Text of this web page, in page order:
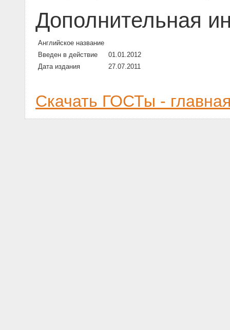
Дополнительная
Английское название
Введен в действие
01.01.2012
Дата издания
27.07.2011
Скачать ГОСТы -